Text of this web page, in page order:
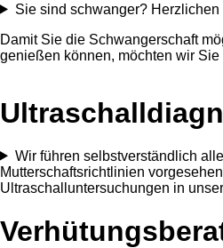
Sie sind schwanger? Herzlichen
Damit Sie die Schwangerschaft
genießen können, möchten wir Sie
Wir führen selbstverständlich
Mutterschaftsrichtlinien
Ultraschalluntersuchungen in